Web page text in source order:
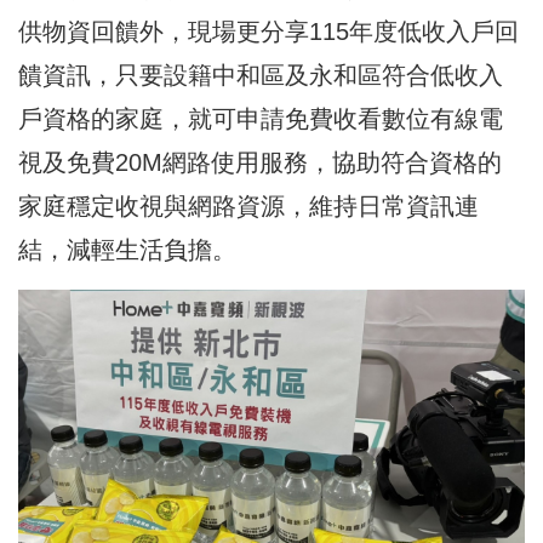
供物資回饋外，現場更分享115年度低收入戶回
饋資訊，只要設籍中和區及 永和 區符合低收入
戶資格的家庭，就可申請免費收看數位有線電
視及免費20M網路使用服務，協助符合資格的
家庭穩定收視與網路資源，維持日常資訊連
結，減輕生活負擔。